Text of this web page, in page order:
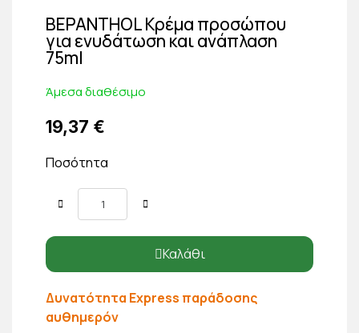
BEPANTHOL Κρέμα προσώπου
για ενυδάτωση και ανάπλαση
75ml
Άμεσα διαθέσιμο
19,37 €
Ποσότητα
Καλάθι
Δυνατότητα Express παράδοσης
αυθημερόν